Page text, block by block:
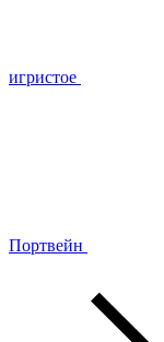
игристое
Портвейн